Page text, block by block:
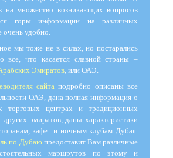
на множество возникающих вопросов
горы информации на различных
очень удобно.
мы тоже не в силах, но постарались
все, что касается славной страны –
Эмиратов , или ОАЭ.
сайта подробно описаны все
ОАЭ, дана полная информация о
торговых центрах и традиционных
эмиратов, даны характеристики
кафе и ночным клубам Дубая.
по Дубаю предоставит Вам различные
маршрутов по этому и